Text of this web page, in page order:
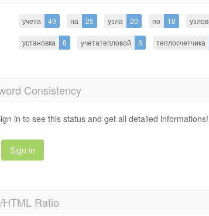
учета 49 на 25 узла 20 по 18 узлов
установка 8 учетатепловой 8 теплосчетчика
Consistency
in to see this status and get all detailed informations!
Sign in
HTML Ratio